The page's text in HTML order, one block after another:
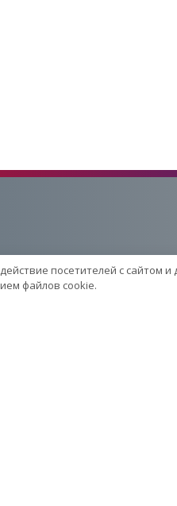
посетителей с сайтом и
файлов cookie.